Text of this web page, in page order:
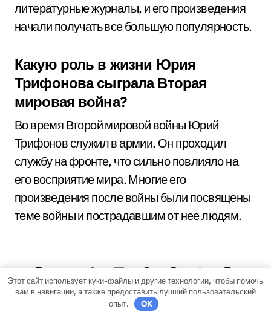
литературные журналы, и его произведения
начали получать все большую популярность.
Какую роль в жизни Юрия
Трифонова сыграла Вторая
мировая война?
Во время Второй мировой войны Юрий
Трифонов служил в армии. Он проходил
службу на фронте, что сильно повлияло на
его восприятие мира. Многие его
произведения после войны были посвящены
теме войны и пострадавшим от нее людям.
Этот сайт использует куки-файлы и другие технологии, чтобы помочь
вам в навигации, а также предоставить лучший пользовательский
опыт.
OK